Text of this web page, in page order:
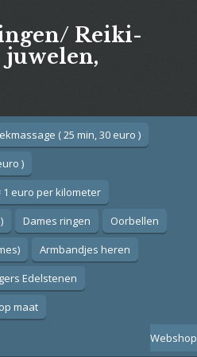
Reiki-
juwelen,
( 25 min, 30 euro )
)
1 euro per kilometer
Dames ringen
Oorbellen
Armbandjes heren
Edelstenen
maat
Webshop